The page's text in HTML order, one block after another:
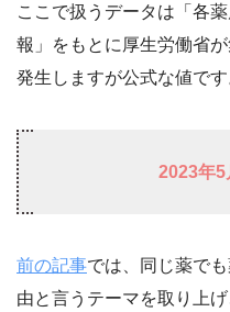
ここで扱うデータは「各
報」をもとに厚生労働省
発生しますが公式な値です
2023年5
前の記事では、同じ薬で
由と言うテーマを取り上